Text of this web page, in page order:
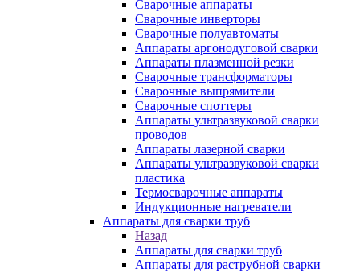
Сварочные аппараты
Сварочные инверторы
Сварочные полуавтоматы
Аппараты аргонодуговой сварки
Аппараты плазменной резки
Сварочные трансформаторы
Сварочные выпрямители
Сварочные споттеры
Аппараты ультразвуковой сварки
проводов
Аппараты лазерной сварки
Аппараты ультразвуковой сварки
пластика
Термосварочные аппараты
Индукционные нагреватели
Аппараты для сварки труб
Назад
Аппараты для сварки труб
Аппараты для раструбной сварки